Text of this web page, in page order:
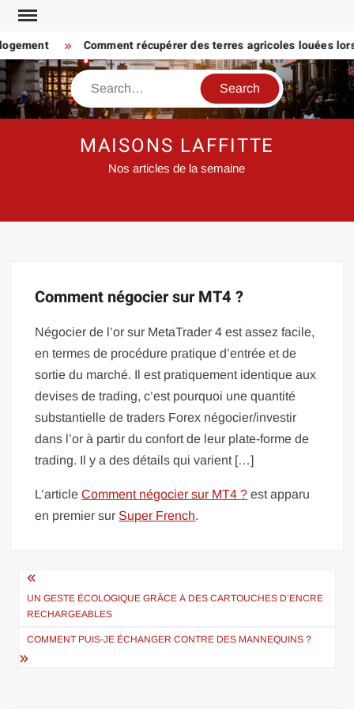
Skip
content
Comment récupérer des terres agricoles louées
Search
MAISONS LAFFITTE
Nos articles de la semaine
Comment négocier sur MT4 ?
Négocier de l’or sur MetaTrader 4 est assez facile,
en termes de procédure pratique d’entrée et de
sortie du marché. Il est pratiquement identique aux
devises de trading, c’est pourquoi une quantité
substantielle de traders Forex négocier/investir
dans l’or à partir du confort de leur plate-forme de
trading. Il y a des détails qui varient […]
L’articleComment négocier sur MT4 ? est apparu
en premier sur Super French.
Navigation
de
l’article
UN GESTE ÉCOLOGIQUE GRÂCE À DES CARTOUCHES D’ENCRE
RECHARGEABLES
COMMENT PUIS-JE ÉCHANGER CONTRE DES MANNEQUINS ?